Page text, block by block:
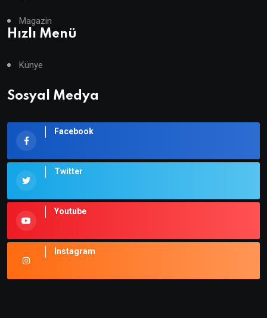
Magazin
Hızlı Menü
Künye
Sosyal Medya
Facebook
Twitter
Youtube
İnstagram